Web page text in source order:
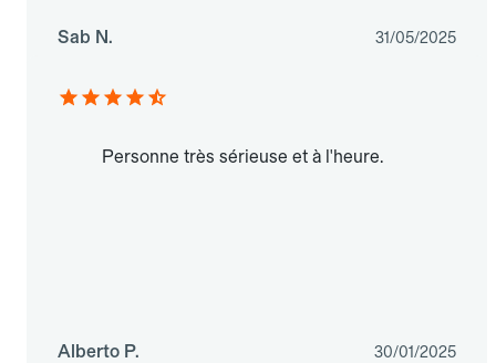
Sab N. 31/05/2025
Personne très sérieuse et à l'heure.
Alberto P. 30/01/2025